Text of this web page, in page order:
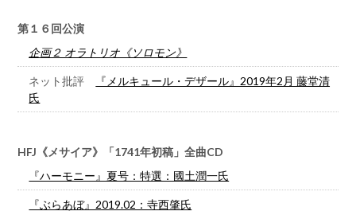
第１６回公演
企画２ オラトリオ《ソロモン》
ネット批評
『メルキュール・デザール』2019年2月 藤堂清
氏
HFJ《メサイア》「1741年初稿」全曲CD
『ハーモニー』夏号：特選：國土潤一氏
『ぶらあぼ』2019.02：寺西肇氏